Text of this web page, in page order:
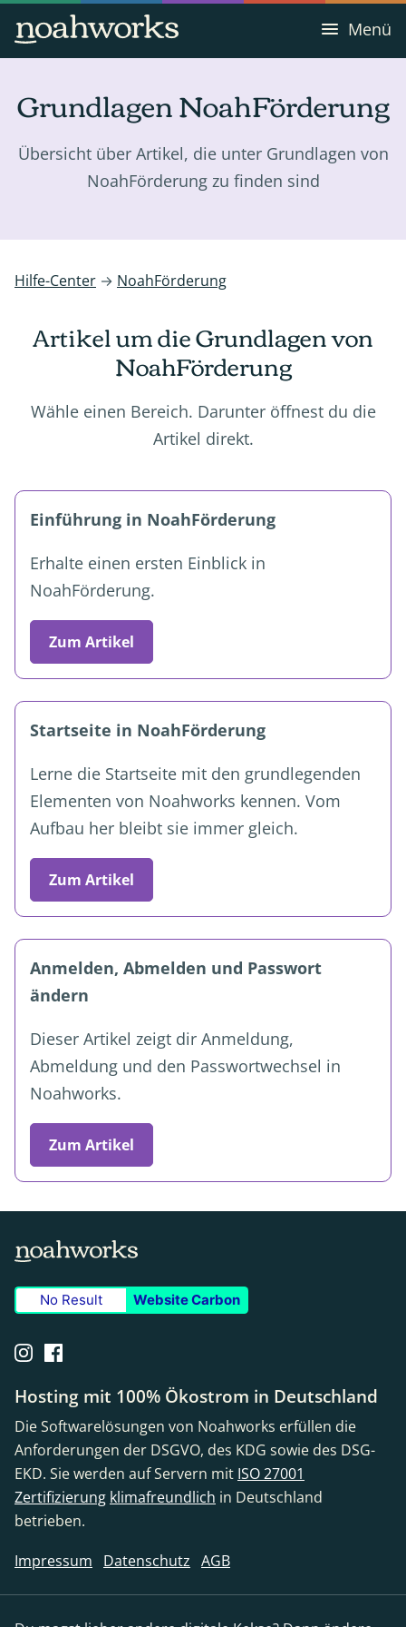
Menü
Grundlagen NoahFörderung
Übersicht über Artikel, die unter Grundlagen von
NoahFörderung zu finden sind
Hilfe-Center → NoahFörderung
Artikel um die Grundlagen von
NoahFörderung
Wähle einen Bereich. Darunter öffnest du die
Artikel direkt.
Einführung in NoahFörderung
Erhalte einen ersten Einblick in
NoahFörderung.
Zum Artikel
Startseite in NoahFörderung
Lerne die Startseite mit den grundlegenden
Elementen von Noahworks kennen. Vom
Aufbau her bleibt sie immer gleich.
Zum Artikel
Anmelden, Abmelden und Passwort
ändern
Dieser Artikel zeigt dir Anmeldung,
Abmeldung und den Passwortwechsel in
Noahworks.
Zum Artikel
No Result Website Carbon
Hosting mit 100% Ökostrom in Deutschland
Die Softwarelösungen von Noahworks erfüllen die
Anforderungen der DSGVO, des KDG sowie des DSG-
EKD. Sie werden auf Servern mit ISO 27001
Zertifizierung klimafreundlich in Deutschland
betrieben.
Impressum
Datenschutz AGB